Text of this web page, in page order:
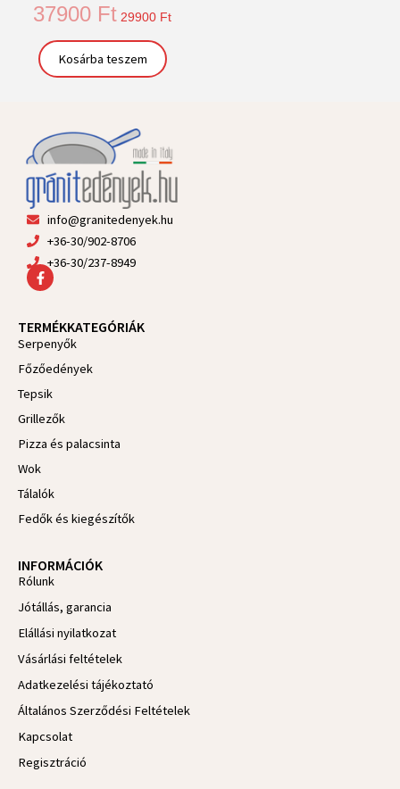
37900 Ft 29900 Ft
Kosárba teszem
info@granitedenyek.hu
+36-30/902-8706
+36-30/237-8949
F
a
e
b
o
o
k
-
f
TERMÉKKATEGÓRIÁK
Serpenyők
Főzőedények
Tepsik
Grillezők
Pizza és palacsinta
Wok
Tálalók
Fedők és kiegészítők
INFORMÁCIÓK
Rólunk
Jótállás, garancia
Elállási nyilatkozat
Vásárlási feltételek
Adatkezelési tájékoztató
Általános Szerződési Feltételek
Kapcsolat
Regisztráció